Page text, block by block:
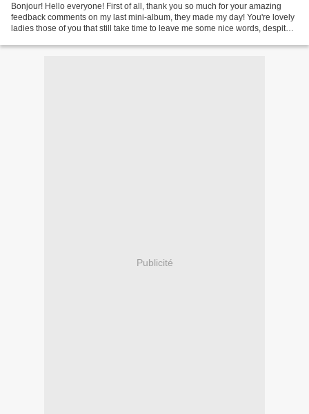
Bonjour! Hello everyone! First of all, thank you so much for your amazing
feedback comments on my last mini-album, they made my day! You're lovely
ladies those of you that still take time to leave me some nice words, despite
Publicité